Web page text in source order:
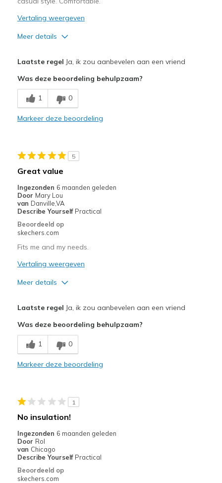
Vertaling weergeven
Meer details
Beste toepassingen
Casual Wear
Laatste regel Ja, ik zou aanbevelen aan een vriend
Was deze beoordeling behulpzaam?
1 0
Markeer deze beoordeling
5
Great value
Ingezonden 6 maanden geleden
Door Mary Lou
van Danville,VA
Describe Yourself Practical
Beoordeeld op
skechers.com
Fits me and my needs.
Vertaling weergeven
Meer details
Breathe Well
Comfortable
Casual Wear
Width
Sizing
Feels true to size
View On Shoes
Laatste regel Ja, ik zou aanbevelen aan een vriend
Was deze beoordeling behulpzaam?
1 0
Markeer deze beoordeling
1
No insulation!
Ingezonden 6 maanden geleden
Door Rol
van Chicago
Describe Yourself Practical
Beoordeeld op
skechers.com